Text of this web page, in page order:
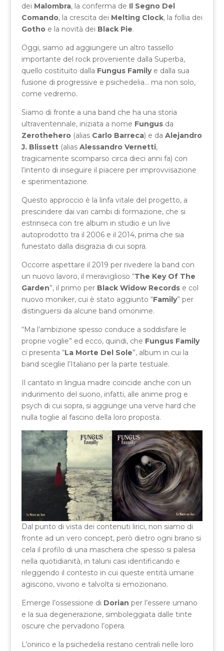
dei Malombra, la conferma de Il Segno Del
Comando, la crescita dei Melting Clock, la follia dei
Gothoe la novità dei Black Pie.
Oggi, siamo ad aggiungere un altro tassello
importante del rock proveniente dalla Superba,
quello costituito dalla Fungus Familye dalla sua
fusione di progressive e psichedelia… ma non solo,
come vedremo.
Siamo di fronte a una band che ha una storia
ultraventennale, iniziata a nome Fungusda
Zerothehero(alias Carlo Barreca) e da Alejandro
J. Blissett(alias Alessandro Vernetti,
tragicamente scomparso circa dieci anni fa) con
l’intento di inseguire il piacere per improvvisazione
e sperimentazione.
Questo approccio è la linfa vitale del progetto, a
prescindere dai vari cambi di formazione, che si
estrinseca con tre album in studio e un live
autoprodotto tra il 2006 e il 2014, prima che sia
funestato dalla disgrazia di cui sopra.
Occorre aspettare il 2019 per rivedere la band con
un nuovo lavoro, il meraviglioso “The Key Of The
Garden”, il primo per Black Widow Recordse col
nuovo moniker, cui è stato aggiunto “Family” per
distinguersi da alcune band omonime.
“Ma l’ambizione spesso conduce a soddisfare le
proprie voglie” ed ecco, quindi, che Fungus Family
ci presenta “La Morte Del Sole”, album in cui la
band sceglie l’Italiano per la parte testuale.
Il cantato in lingua madre coincide anche con un
indurimento del suono, infatti, alle anime prog e
psych di cui sopra, si aggiunge una verve hard che
nulla toglie al fascino della loro proposta.
Dal punto di vista dei contenuti lirici, non siamo di
fronte ad un vero concept, però dietro ogni brano si
cela il profilo di una maschera che spesso si palesa
nella quotidianità, in taluni casi identificando e
rileggendo il contesto in cui queste entità umane
agiscono, vivono e talvolta si emozionano.
Emerge l’ossessione di Dorian per l’essere umano
e la sua degenerazione, simboleggiata dalle tinte
oscure che pervadono l’opera.
L’onirico e la psichedelia restano centrali nelle loro